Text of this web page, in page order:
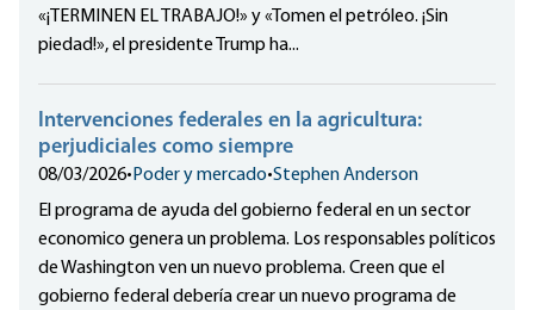
«¡TERMINEN EL TRABAJO!» y «Tomen el petróleo. ¡Sin
piedad!», el presidente Trump ha...
Intervenciones federales en la agricultura:
perjudiciales como siempre
08/03/2026•Poder y mercado•Stephen Anderson
El programa de ayuda del gobierno federal en un sector
economico genera un problema. Los responsables políticos
de Washington ven un nuevo problema. Creen que el
gobierno federal debería crear un nuevo programa de